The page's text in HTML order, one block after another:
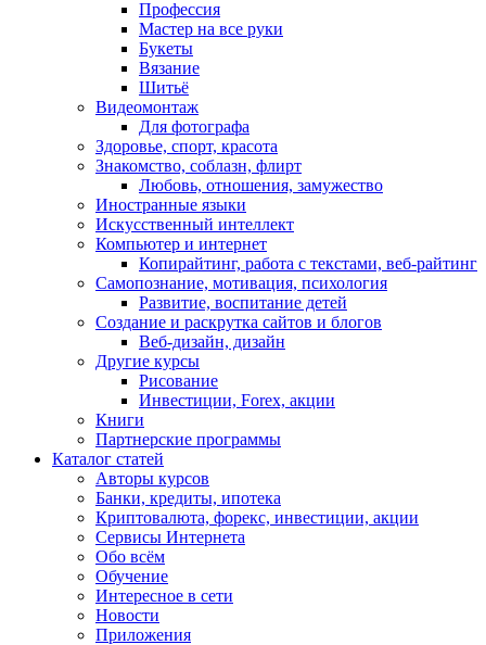
Профессия
Мастер на все руки
Букеты
Вязание
Шитьё
Видеомонтаж
Для фотографа
Здоровье, спорт, красота
Знакомство, соблазн, флирт
Любовь, отношения, замужество
Иностранные языки
Искусственный интеллект
Компьютер и интернет
Копирайтинг, работа с текстами, веб-райтинг
Самопознание, мотивация, психология
Развитие, воспитание детей
Создание и раскрутка сайтов и блогов
Веб-дизайн, дизайн
Другие курсы
Рисование
Инвестиции, Forex, акции
Книги
Партнерские программы
Каталог статей
Авторы курсов
Банки, кредиты, ипотека
Криптовалюта, форекс, инвестиции, акции
Сервисы Интернета
Обо всём
Обучение
Интересное в сети
Новости
Приложения